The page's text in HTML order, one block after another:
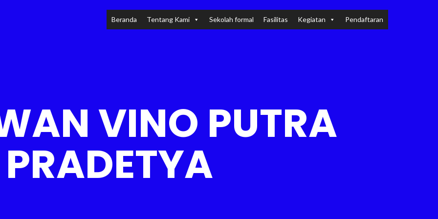
Beranda Tentang Kami Sekolah formal Fasilitas Kegiatan Pendaftaran
VINO PUTRA
PRADETYA